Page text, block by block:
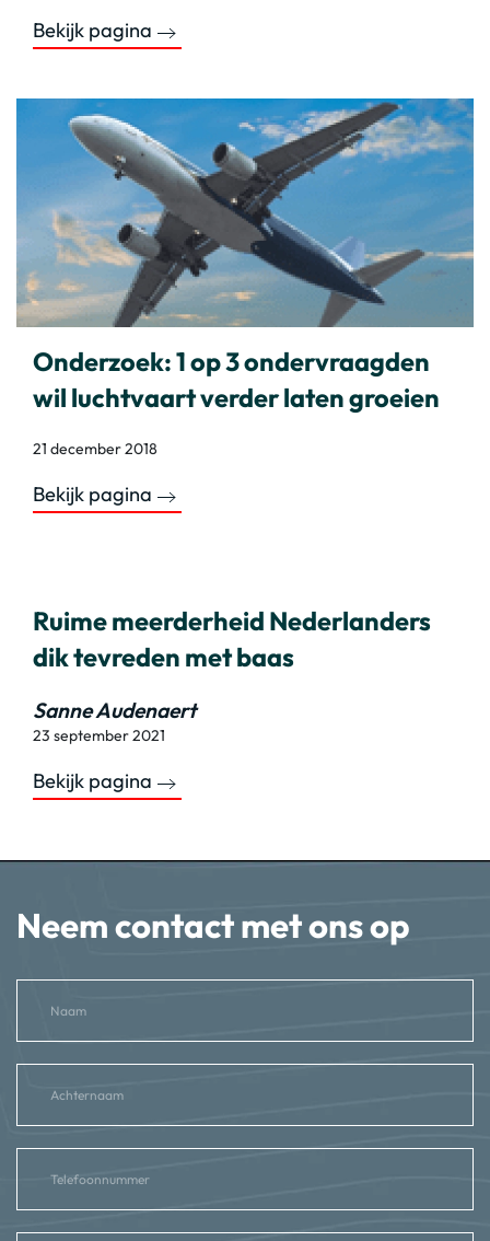
Bekijk pagina
Onderzoek: 1 op 3 ondervraagden
wil luchtvaart verder laten groeien
21 december 2018
Bekijk pagina
Ruime meerderheid Nederlanders
dik tevreden met baas
Sanne Audenaert
23 september 2021
Bekijk pagina
Neem contact met ons op